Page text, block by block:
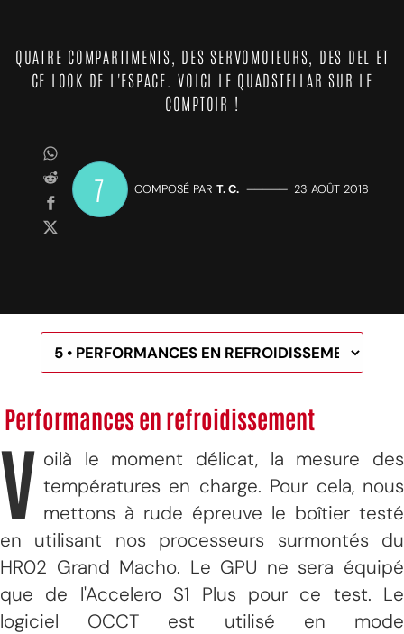
QUATRE COMPARTIMENTS, DES SERVOMOTEURS, DES DEL ET
CE LOOK DE L'ESPACE. VOICI LE QUADSTELLAR SUR LE
COMPTOIR !
7 COMPOSÉ PAR T. C. ————— 23 AOÛT 2018
Performances en refroidissement
V oilà le moment délicat, la mesure des
températures en charge. Pour cela, nous
mettons à rude épreuve le boîtier testé
en utilisant nos processeurs surmontés du
HR02 Grand Macho. Le GPU ne sera équipé
que de l'Accelero S1 Plus pour ce test. Le
logiciel OCCT est utilisé en mode